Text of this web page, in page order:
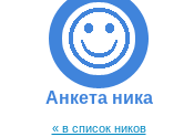
Анкета ника
« в список ников